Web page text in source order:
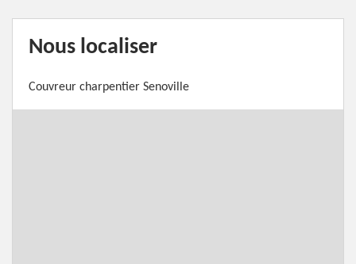
Nous localiser
Couvreur charpentier Senoville